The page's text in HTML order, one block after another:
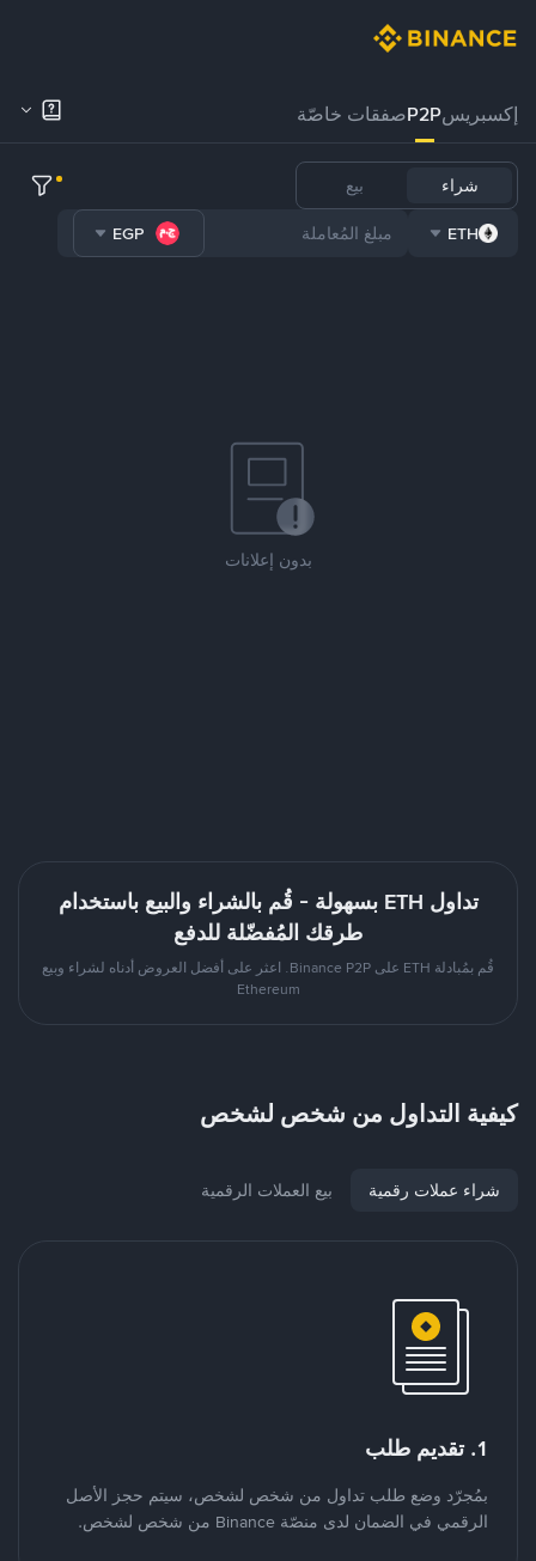
إكسبريسP2Pصفقات خاصّة
شراء بيع
ETH
EGP
بدون إعلانات
تداول ETH بسهولة - قُم بالشراء والبيع باستخدام
طرقك المُفضّلة للدفع
قُم بمُبادلة ETH على Binance P2P. اعثر على أفضل العروض أدناه لشراء وبيع
Ethereum
كيفية التداول من شخص لشخص
شراء عملات رقمية بيع العملات الرقمية
1. تقديم طلب
بمُجرّد وضع طلب تداول من شخص لشخص، سيتم حجز الأصل
الرقمي في الضمان لدى منصّة Binance من شخص لشخص.